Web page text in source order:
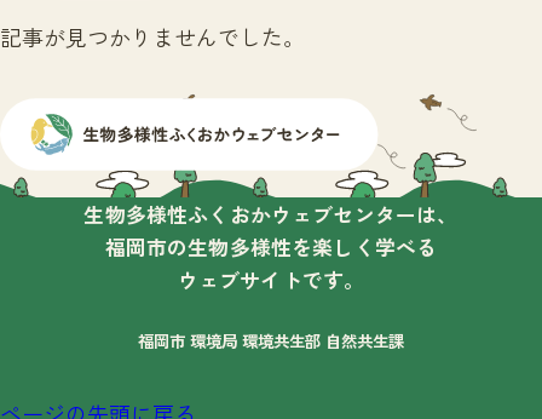
記事が見つかりませんでした。
生物多様性ふくおかウェブセンターは、
福岡市の生物多様性を楽しく学べる
ウェブサイトです。
福岡市 環境局 環境共生部 自然共生課